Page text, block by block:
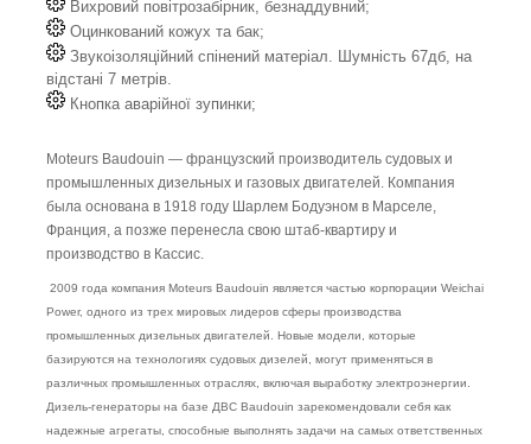
Вихровий повітрозабірник, безнаддувний;
Оцинкований кожух та бак;
Звукоізоляційний спінений матеріал. Шумність 67дб, на
відстані 7 метрів.
Кнопка аварійної зупинки;
Moteurs Baudouin — французский производитель судовых и
промышленных дизельных и газовых двигателей. Компания
была основана в 1918 году Шарлем Бодуэном в Марселе,
Франция, а позже перенесла свою штаб-квартиру и
производство в Кассис.
2009 года компания Moteurs Baudouin является частью корпорации Weichai
Power, одного из трех мировых лидеров сферы производства
промышленных дизельных двигателей. Новые модели, которые
базируются на технологиях судовых дизелей, могут применяться в
различных промышленных отраслях, включая выработку электроэнергии.
Дизель-генераторы на базе ДВС Baudouin зарекомендовали себя как
надежные агрегаты, способные выполнять задачи на самых ответственных